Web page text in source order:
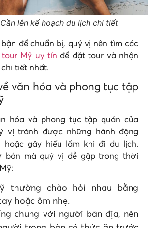
Cần lên kế hoạch du lịch chi tiết
để chuẩn bị, quý vị nên tìm các
Mỹ uy tín để đặt tour và nhận
tiết nhất.
văn hóa và phong tục tập
hóa và phong tục tập quán của
vị tránh được những hành động
hoặc gây hiểu lầm khi đi du lịch.
bản mà quý vị dễ gặp trong thời
thường chào hỏi nhau bằng
hoặc ôm nhẹ.
chung với người bản địa, nên